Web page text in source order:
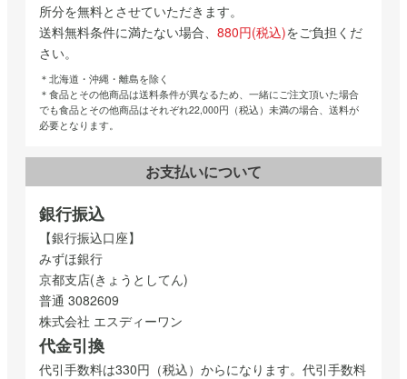
所分を無料とさせていただきます。
送料無料条件に満たない場合、 880円(税込)をご負担くだ
さい。
＊北海道・沖縄・離島を除く
＊食品とその他商品は送料条件が異なるため、一緒にご注文頂いた場合
でも食品とその他商品はそれぞれ22,000円（税込）未満の場合、送料が
必要となります。
お支払いについて
銀行振込
【銀行振込口座】
みずほ銀行
京都支店(きょうとしてん)
普通 3082609
株式会社 エスディーワン
代金引換
代引手数料は330円（税込）からになります。代引手数料